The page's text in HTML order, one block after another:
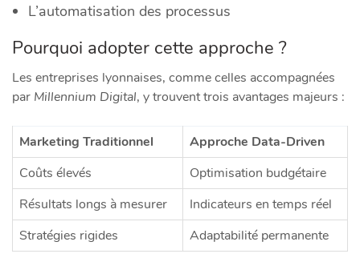
L’automatisation des processus
Pourquoi adopter cette approche ?
Les entreprises lyonnaises, comme celles accompagnées
par Millennium Digital, y trouvent trois avantages majeurs :
Marketing Traditionnel
Approche Data-Driven
Coûts élevés
Optimisation budgétaire
Résultats longs à mesurer
Indicateurs en temps réel
Stratégies rigides
Adaptabilité permanente